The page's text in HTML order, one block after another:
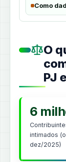
Como
O
PJ
6
intimados
dez/2025)